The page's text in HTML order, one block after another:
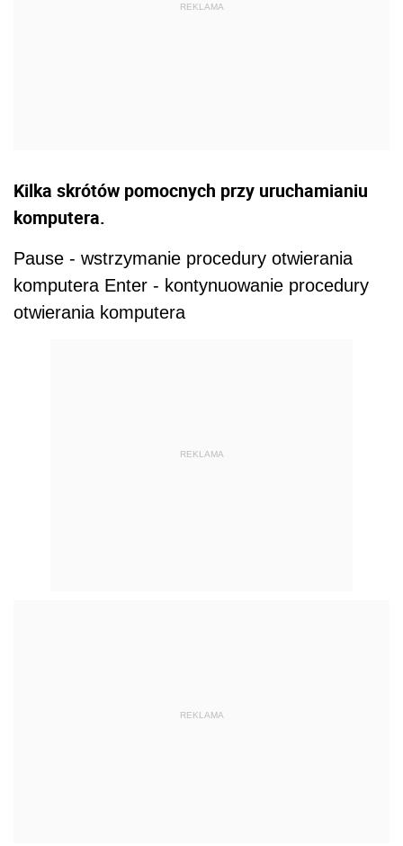
Kilka skrótów pomocnych przy uruchamianiu
komputera.
Pause - wstrzymanie procedury otwierania
komputera Enter - kontynuowanie procedury
otwierania komputera
REKLAMA
REKLAMA